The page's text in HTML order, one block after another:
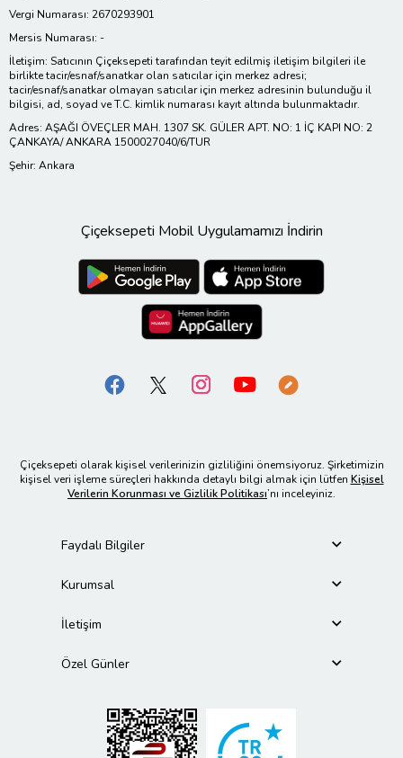
Vergi Numarası: 2670293901
Mersis Numarası: -
İletişim: Satıcının Çiçeksepeti tarafından teyit edilmiş iletişim bilgileri ile
birlikte tacir/esnaf/sanatkar olan satıcılar için merkez adresi;
tacir/esnaf/sanatkar olmayan satıcılar için merkez adresinin bulunduğu il
bilgisi, ad, soyad ve T.C. kimlik numarası kayıt altında bulunmaktadır.
Adres: AŞAĞI ÖVEÇLER MAH. 1307 SK. GÜLER APT. NO: 1 İÇ KAPI NO: 2
ÇANKAYA/ ANKARA 1500027040/6/TUR
Şehir: Ankara
Çiçeksepeti Mobil Uygulamamızı İndirin
Çiçeksepeti olarak kişisel verilerinizin gizliliğini önemsiyoruz. Şirketimizin
kişisel veri işleme süreçleri hakkında detaylı bilgi almak için lütfen Kişisel
Verilerin Korunması ve Gizlilik Politikası’nı inceleyiniz.
Faydalı Bilgiler
Kurumsal
İletişim
Özel Günler